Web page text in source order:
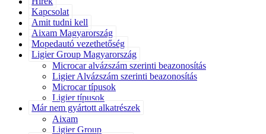
Kapcsolat
Amit tudni kell
Aixam Magyarország
Mopedautó vezethetőség
Ligier Group Magyarország
Microcar alvázszám szerinti beazonosítás
Ligier Alvázszám szerinti beazonosítás
Microcar típusok
Ligier típusok
Már nem gyártott alkatrészek
Aixam
Ligier Group